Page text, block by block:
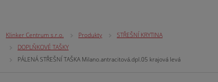
Klinker Centrum s.r.o. Produkty
STŘEŠNÍ KRYTINA
DOPLŇKOVÉ TAŠKY
PÁLENÁ STŘEŠNÍ TAŠKA Milano.antracitová.dpl.05 krajová levá